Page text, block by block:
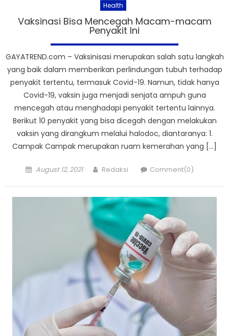
Health
Vaksinasi Bisa Mencegah Macam-macam
Penyakit Ini
GAYATREND.com – Vaksinisasi merupakan salah satu langkah
yang baik dalam memberikan perlindungan tubuh terhadap
penyakit tertentu, termasuk Covid-19. Namun, tidak hanya
Covid-19, vaksin juga menjadi senjata ampuh guna
mencegah atau menghadapi penyakit tertentu lainnya.
Berikut 10 penyakit yang bisa dicegah dengan melakukan
vaksin yang dirangkum melalui halodoc, diantaranya: 1.
Campak Campak merupakan ruam kemerahan yang […]
Posted
August 12, 2021 Author
Redaksi Comment(0)